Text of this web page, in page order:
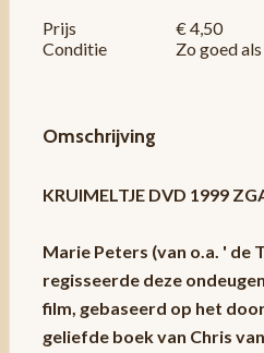
Prijs
€ 4,50
Conditie
Zo goed
Omschrijving
KRUIMELTJE DVD 1999
Marie Peters (van o.a. ' de
regisseerde deze
film, gebaseerd op het
geliefde boek van Chris